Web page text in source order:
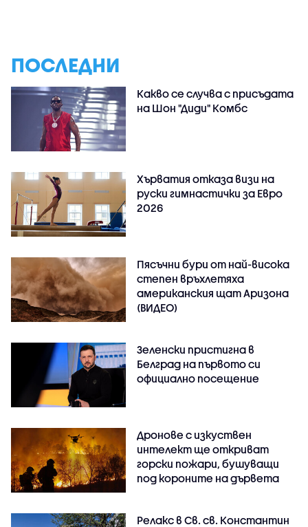
ПОСЛЕДНИ
Какво се случва с присъдата
на Шон "Диди" Комбс
Хърватия отказа визи на
руски гимнастички за Евро
2026
Пясъчни бури от най-висока
степен връхлетяха
американския щат Аризона
(ВИДЕО)
Зеленски пристигна в
Белград на първото си
официално посещение
Дронове с изкуствен
интелект ще откриват
горски пожари, бушуващи
под короните на дървета
Релакс в Св. св. Константин